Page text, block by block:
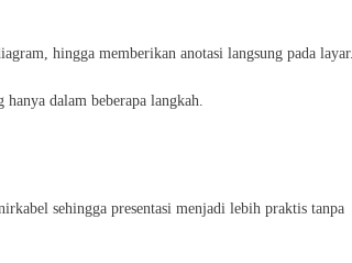
hingga memberikan anotasi langsung pada layar.
dalam beberapa langkah.
sehingga presentasi menjadi lebih praktis tanpa